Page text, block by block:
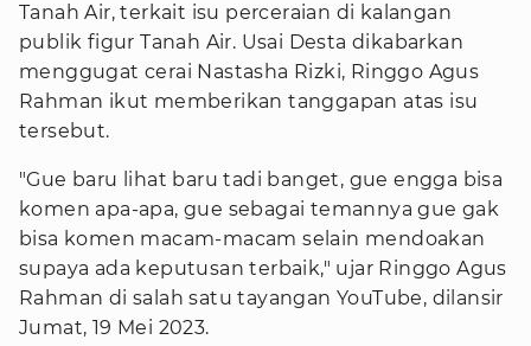
Tanah Air, terkait isu perceraian di kalangan
publik figur Tanah Air. Usai Desta dikabarkan
menggugat cerai Nastasha Rizki, Ringgo Agus
Rahman ikut memberikan tanggapan atas isu
tersebut.
"Gue baru lihat baru tadi banget, gue engga bisa
komen apa-apa, gue sebagai temannya gue gak
bisa komen macam-macam selain mendoakan
supaya ada keputusan terbaik," ujar Ringgo Agus
Rahman di salah satu tayangan YouTube, dilansir
Jumat, 19 Mei 2023.